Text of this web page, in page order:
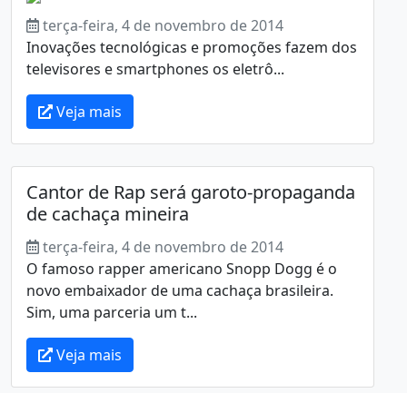
terça-feira, 4 de novembro de 2014
Inovações tecnológicas e promoções fazem dos
televisores e smartphones os eletrô...
Veja mais
Cantor de Rap será garoto-propaganda
de cachaça mineira
terça-feira, 4 de novembro de 2014
O famoso rapper americano Snopp Dogg é o
novo embaixador de uma cachaça brasileira.
Sim, uma parceria um t...
Veja mais